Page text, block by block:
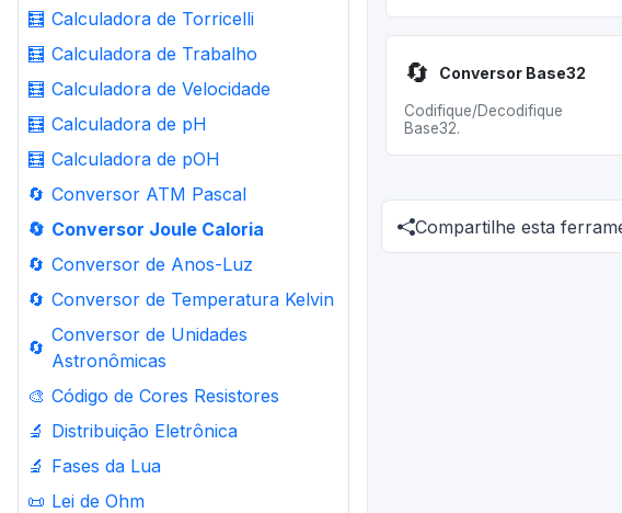
🧮 Calculadora de Torricelli
🧮 Calculadora de Trabalho
🧮 Calculadora de Velocidade
🧮 Calculadora de pH
🧮 Calculadora de pOH
🔄 Conversor ATM Pascal
🔄 Conversor Joule Caloria
🔄 Conversor de Anos-Luz
🔄 Conversor de Temperatura Kelvin
🔄
Conversor de Unidades
Astronômicas
🎨 Código de Cores Resistores
🔬 Distribuição Eletrônica
🔬 Fases da Lua
📜 Lei de Ohm
🔄 Conversor Base32
Codifique/Decodifique
Base32.
Compartilhe esta